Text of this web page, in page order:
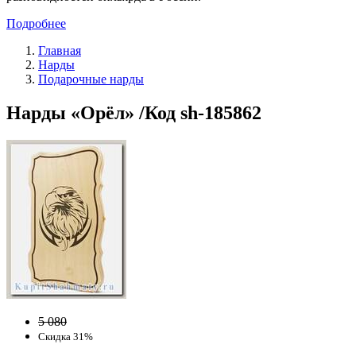
Подробнее
Главная
Нарды
Подарочные нарды
Нарды «Орёл» /Код sh-185862
5 080
Скидка 31%